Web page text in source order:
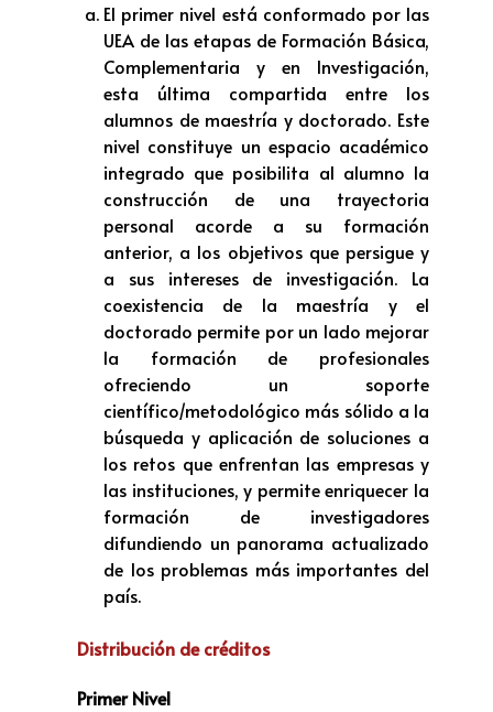
El primer nivel está conformado por las
UEA de las etapas de Formación Básica,
Complementaria y en Investigación,
esta última compartida entre los
alumnos de maestría y doctorado. Este
nivel constituye un espacio académico
integrado que posibilita al alumno la
construcción de una trayectoria
personal acorde a su formación
anterior, a los objetivos que persigue y
a sus intereses de investigación. La
coexistencia de la maestría y el
doctorado permite por un lado mejorar
la formación de profesionales
ofreciendo un soporte
científico/metodológico más sólido a la
búsqueda y aplicación de soluciones a
los retos que enfrentan las empresas y
las instituciones, y permite enriquecer la
formación de investigadores
difundiendo un panorama actualizado
de los problemas más importantes del
país.
Distribución de créditos
Primer Nivel